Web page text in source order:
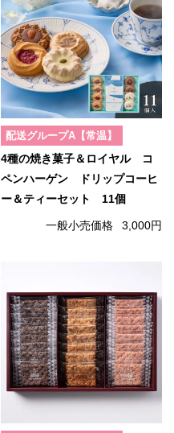
配送グループA【常温】
4種の焼き菓子＆ロイヤル コ
ペンハーゲン ドリップコーヒ
ー＆ティーセット 11個
一般小売価格 3,000円